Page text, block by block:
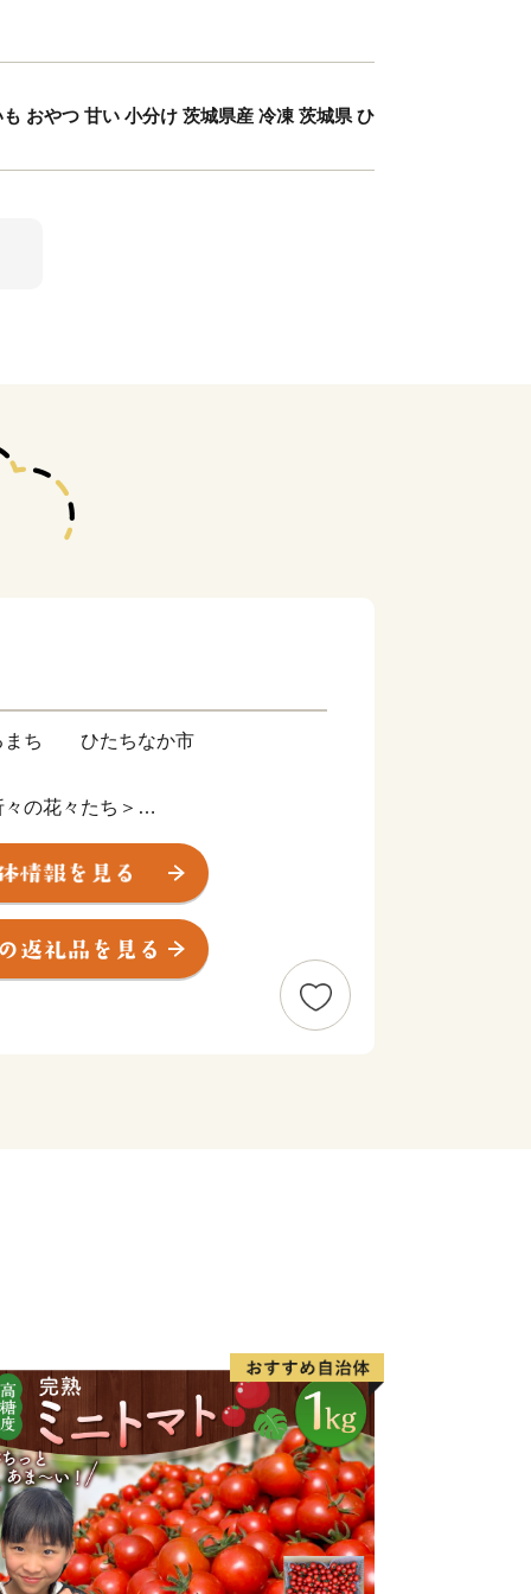
おやつ 甘い 小分け 茨城県産 冷凍 茨城県 ひ
まち ひたちなか市
の花々たち＞
、県都水戸市に隣接。暖かな春が訪
は、香り高く色鮮やかなスイセン、
ップ、そして、『死ぬまでに行きた
青・海の青のハーモニーが美しいネ
観光客で賑わいます。夏に突如姿を
けて赤と緑のグラデーションを表現
工会社では様々な商品の製造、オリ
れています。また、日本屈指の生産
のヘルシースイーツとして子供から
か市ソウルフードです。
正２年（1913年）に運行を開始し
地域を象徴する存在として地元民に